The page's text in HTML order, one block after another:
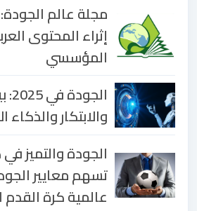
مجلة عالم
إثراء المحتوى
المؤسسي
والابتكار
الجودة والتميز
تسهم معايير
عالمية كرة القدم